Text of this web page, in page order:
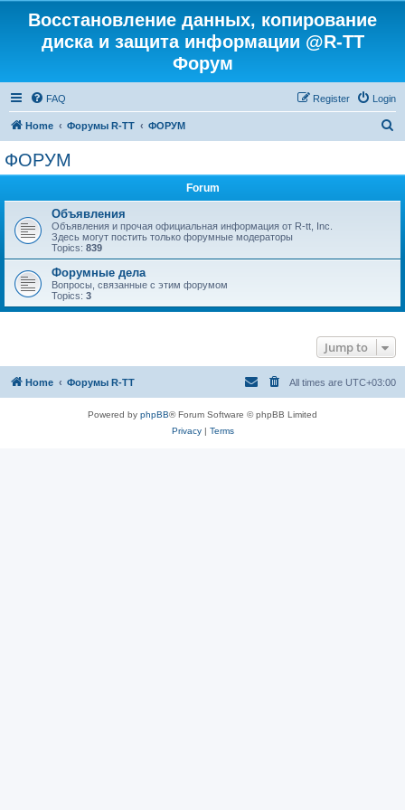
Восстановление данных, копирование
диска и защита информации @R-TT
Форум
FAQ Login
Register
Home Форумы R-TT ФОРУМ
ФОРУМ
Forum
Объявления
Объявления и прочая официальная информация от R-tt, Inc.
Здесь могут постить только форумные модераторы
Topics: 839
Форумные дела
Вопросы, связанные с этим форумом
Topics: 3
Jump to
Home Форумы R-TT All times are UTC+03:00
Powered by phpBB® Forum Software © phpBB Limited
Privacy| Terms